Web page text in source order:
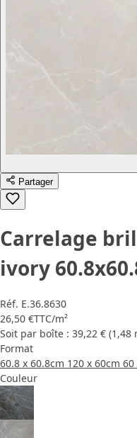
Partager
Carrelage
ivory
Réf. E.36.8630
26,50 €TTC/m²
Soit par boîte : 39,22 € (1,48
Format
60.8 x 60.8cm 120 x 60cm 60
Couleur